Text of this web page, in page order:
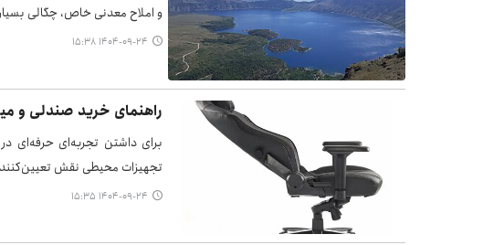
و املاح معدنی خاص، چگالی بسیار
۱۴۰۴-۰۹-۲۴ ۱۵:۳۸
راهنمای خرید صندلی و
برای داشتن تجربه‌ای حرفه‌ای
تجهیزات محیطی نقش
۱۴۰۴-۰۹-۲۴ ۱۵:۳۵